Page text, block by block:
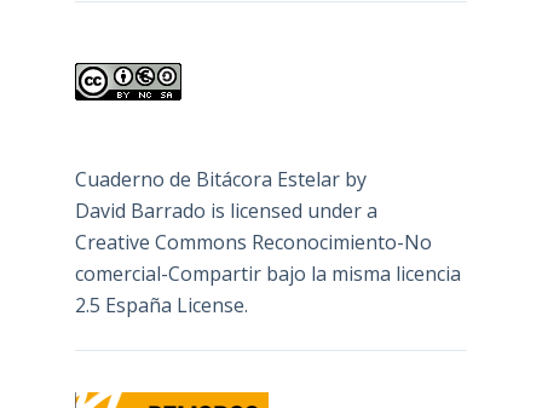
Cuaderno de Bitácora Estelarby
David Barrado is licensed under a
Creative Commons Reconocimiento-No
comercial-Compartir bajo la misma licencia
2.5 España License.